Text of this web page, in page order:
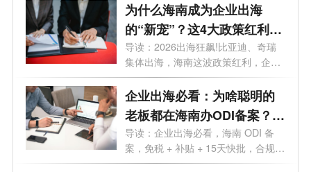
为什么海南成为企业出海
的“新宠”？这4大政策红利
90%老板不知道
导读：2026出海狂飙!比亚迪、奇瑞
集体出海，海南这波政策红利，企业
老板再...
企业出海必看：为啥聪明的
老板都在海南办ODI备案？这
5大红利太香
导读：企业出海必看，海南 ODI 备
案，免税 + 补贴 + 15天快批，合规出
海一步...